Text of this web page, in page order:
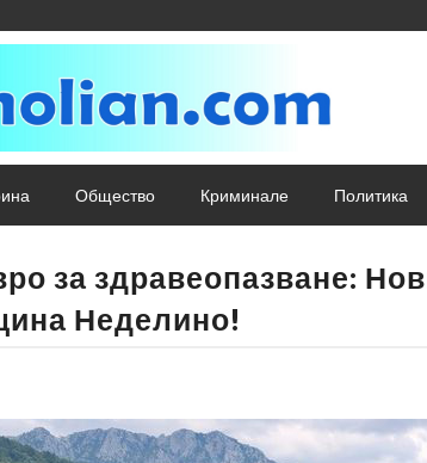
Общество Криминале Политика
за здравеопазване:
Неделино!